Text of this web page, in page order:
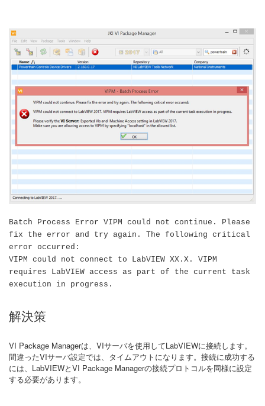
Batch Process Error VIPM could not continue. Please
fix the error and try again. The following critical
error occurred:
VIPM could not connect to LabVIEW XX.X. VIPM
requires LabVIEW access as part of the current task
execution in progress.
解決策
VI Package Managerは、VIサーバを使用してLabVIEWに接続します。
間違ったVIサーバ設定では、タイムアウトになります。接続に成功する
には、LabVIEWとVI Package Managerの接続プロトコルを同様に設定
する必要があります。